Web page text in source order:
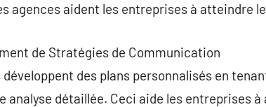
agences aident les entreprises à atteindre
de Stratégies de Communication
développent des plans personnalisés en
analyse détaillée. Ceci aide les entreprises